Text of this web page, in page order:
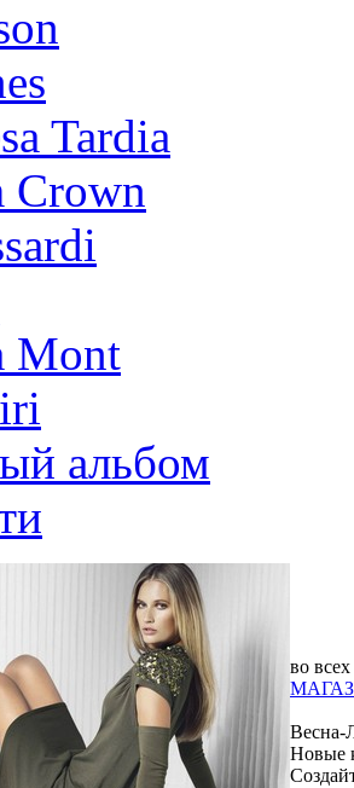
Tardia
Crown
Mont
альбом
во всех
Весна-
Новые